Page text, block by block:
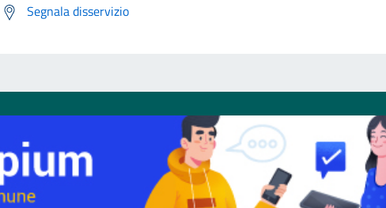
Segnala disservizio